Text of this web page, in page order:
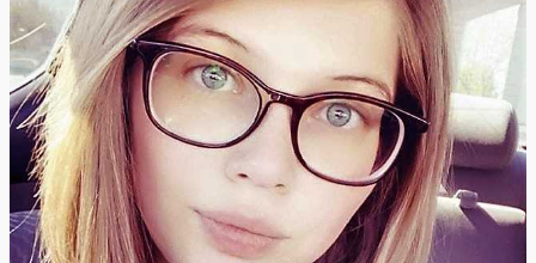
Mon compte
Connexion
Créer un compte
Mode nuit